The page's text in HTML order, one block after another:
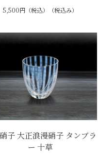
5,500円（税込）（税込み）
子 大正浪漫硝子 タンブラ
ー 十草